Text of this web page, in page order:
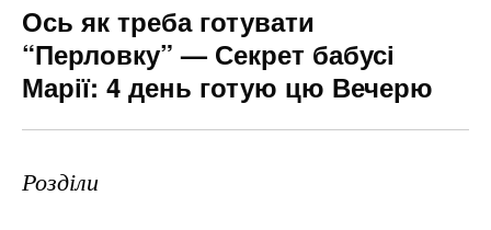
Ось як треба готувати
“Перловку” — Секрет бабусі
Марії: 4 день готую цю Вечерю
Розділи